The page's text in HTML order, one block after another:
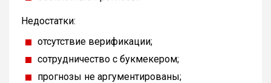
Недостатки:
отсутствие верификации;
сотрудничество с букмекером;
прогнозы не аргументированы;